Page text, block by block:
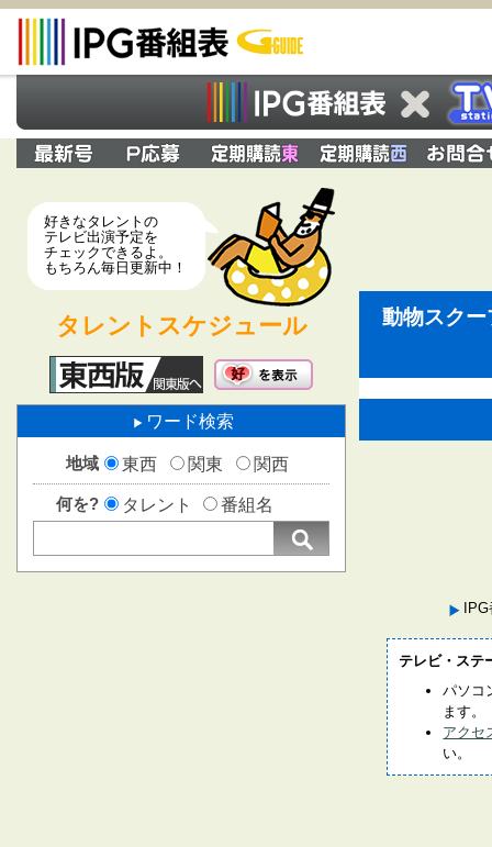
好きなタレントの
テレビ出演予定を
チェックできるよ。
もちろん毎日更新中！
タレントスケジュール
ワード検索
地域 東西 関東 関西
何を? タレント 番組名
動物スク
テレビ・ステ
パソコ
ます。
アクセ
い。